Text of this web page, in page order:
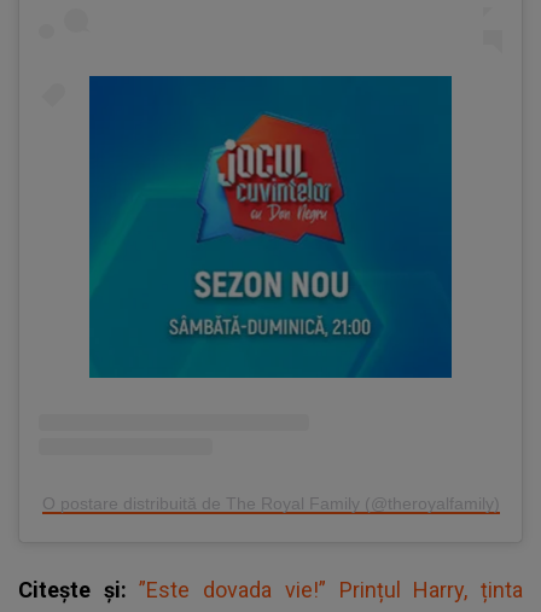
O postare distribuită de The Royal Family (@theroyalfamily)
Citește și:”Este dovada vie!” Prințul Harry, ținta